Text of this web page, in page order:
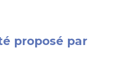
proposé par